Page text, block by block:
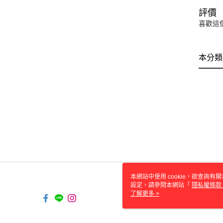
評價
喜歡這
本分
本網站中使用 cookie，欲查詢有
設定，請參閱本網站「 隱私權條款
使用 cookie。
了解更多 >